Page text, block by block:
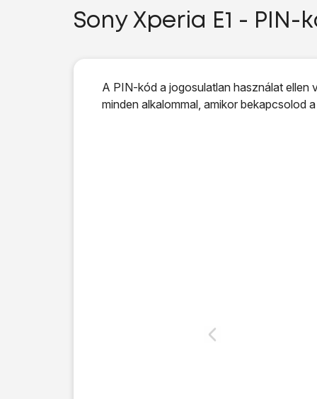
Sony Xperia E1 -
A PIN-kód a jogosulatlan használat ellen
minden alkalommal, amikor bekapcsolod